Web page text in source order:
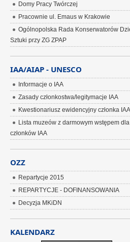
Domy Pracy Twórczej
Pracownie ul. Emaus w Krakowie
Ogólnopolska Rada Konserwatorów
Sztuki przy ZG ZPAP
IAA/AIAP - UNESCO
Informacje o IAA
Zasady członkostwa/legitymacje IAA
Kwestionariusz ewidencyjny członka IAA
Lista muzeów z darmowym wstępem dla
członków IAA
OZZ
Repartycje 2015
REPARTYCJE - DOFINANSOWANIA
Decyzja MKiDN
KALENDARZ